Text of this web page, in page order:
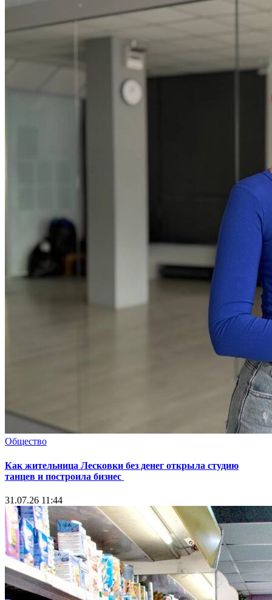
Общество
Как жительница Лесковки без денег открыла студию
танцев и построила бизнес
31.07.26 11:44